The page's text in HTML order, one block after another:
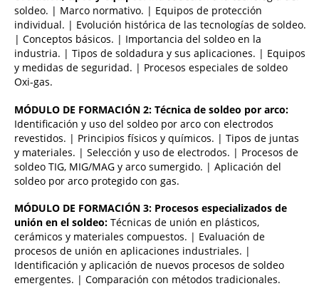
soldeo. | Marco normativo. | Equipos de protección
individual. | Evolución histórica de las tecnologías de soldeo.
| Conceptos básicos. | Importancia del soldeo en la
industria. | Tipos de soldadura y sus aplicaciones. | Equipos
y medidas de seguridad. | Procesos especiales de soldeo
Oxi-gas.
MÓDULO DE FORMACIÓN 2: Técnica de soldeo por arco:
Identificación y uso del soldeo por arco con electrodos
revestidos. | Principios físicos y químicos. | Tipos de juntas
y materiales. | Selección y uso de electrodos. | Procesos de
soldeo TIG, MIG/MAG y arco sumergido. | Aplicación del
soldeo por arco protegido con gas.
MÓDULO DE FORMACIÓN 3: Procesos especializados de
unión en el soldeo: Técnicas de unión en plásticos,
cerámicos y materiales compuestos. | Evaluación de
procesos de unión en aplicaciones industriales. |
Identificación y aplicación de nuevos procesos de soldeo
emergentes. | Comparación con métodos tradicionales.